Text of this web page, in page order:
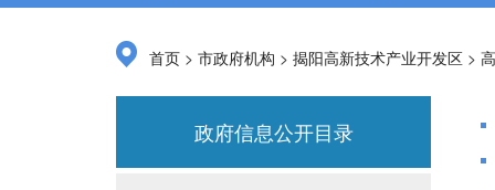
首页 > 市政府机构 > 揭阳高新技术产业开发区 >
政府信息公开目录